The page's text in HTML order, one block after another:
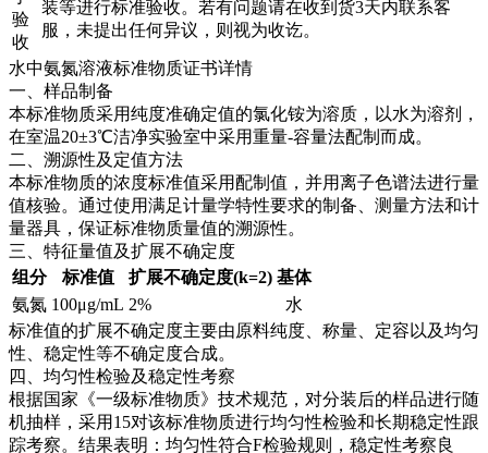
验
收
装等进行标准验收。若有问题请在收到货3天内联系客
服，未提出任何异议，则视为收讫。
水中氨氮溶液标准物质证书详情
一、样品制备
本标准物质采用纯度准确定值的氯化铵为溶质，以水为溶剂，
在室温20±3℃洁净实验室中采用重量-容量法配制而成。
二、溯源性及定值方法
本标准物质的浓度标准值采用配制值，并用离子色谱法进行量
值核验。通过使用满足计量学特性要求的制备、测量方法和计
量器具，保证标准物质量值的溯源性。
三、特征量值及扩展不确定度
组分
标准值 扩展不确定度(k=2) 基体
氨氮 100μg/mL 2%
水
标准值的扩展不确定度主要由原料纯度、称量、定容以及均匀
性、稳定性等不确定度合成。
四、均匀性检验及稳定性考察
根据国家《一级标准物质》技术规范，对分装后的样品进行随
机抽样，采用15对该标准物质进行均匀性检验和长期稳定性跟
踪考察。结果表明：均匀性符合F检验规则，稳定性考察良